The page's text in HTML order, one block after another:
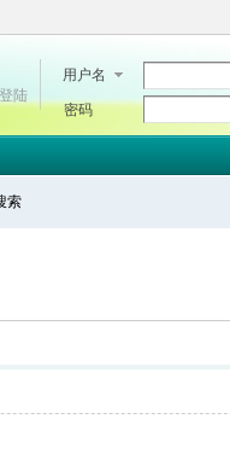
用户名
密码
陆
索